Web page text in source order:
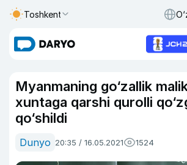
Toshkent
Myanmaning go‘zallik
xuntaga qarshi qurolli
qo‘shildi
Dunyo 20:35 / 16.05.2021 1524